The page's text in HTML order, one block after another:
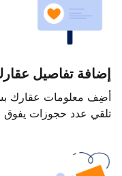
إضافة تفاصيل
أضِف معلومات عقارك
تلقي عدد حجوزات يفوق